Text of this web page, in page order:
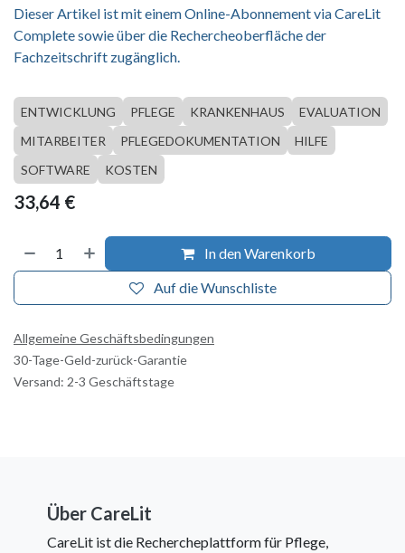
Dieser Artikel ist mit einem Online-Abonnement via CareLit
Complete sowie über die Rechercheoberfläche der
Fachzeitschrift zugänglich.
ENTWICKLUNG PFLEGE KRANKENHAUS
EVALUATION
MITARBEITER
PFLEGEDOKUMENTATION
HILFE
SOFTWARE
KOSTEN
33,64 €
In den Warenkorb
Auf die Wunschliste
Allgemeine Geschäftsbedingungen
30-Tage-Geld-zurück-Garantie
Versand: 2-3 Geschäftstage
Über CareLit
CareLit ist die Rechercheplattform für Pflege,